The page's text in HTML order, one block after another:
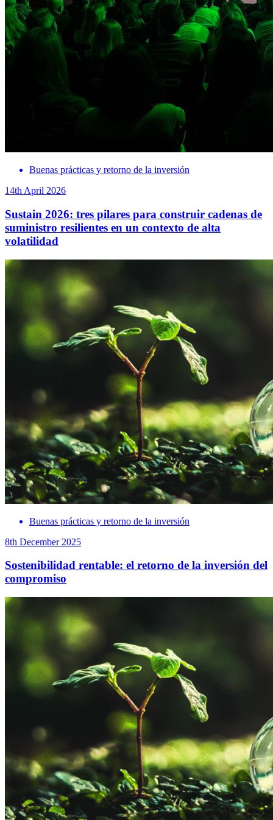
Buenas prácticas y retorno de la inversión
14th April 2026
Sustain 2026: tres pilares para construir cadenas de
suministro resilientes en un contexto de alta
volatilidad
Buenas prácticas y retorno de la inversión
8th December 2025
Sostenibilidad rentable: el retorno de la inversión del
compromiso